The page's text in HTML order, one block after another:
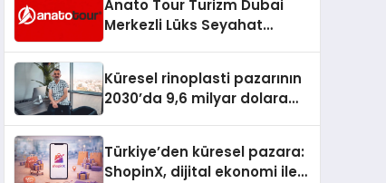
Anato Tour Turizm Dubai
Merkezli Lüks Seyahat
Küresel rinoplasti pazarının
2030’da 9,6 milyar dolara
Türkiye’den küresel pazara:
ShopinX, dijital ekonomi ile